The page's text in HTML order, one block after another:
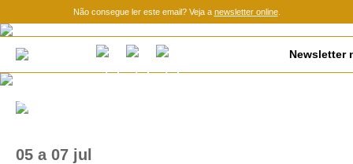
Não consegue ler este email? Veja a newsletter online.
Newsletter
05 a07 jul